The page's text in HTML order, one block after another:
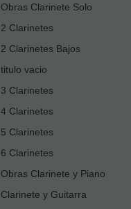
Obras Clarinete Solo
2 Clarinetes
2 Clarinetes Bajos
titulo vacio
3 Clarinetes
4 Clarinetes
5 Clarinetes
6 Clarinetes
Obras Clarinete y Piano
Clarinete y Guitarra